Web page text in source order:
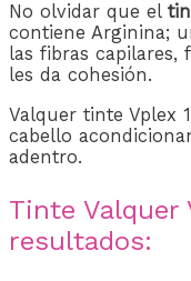
No olvidar que el
contiene Arginina;
las fibras capilares,
les da cohesión.
Valquer tinte Vplex
cabello
adentro.
Tinte Valquer
resultados: